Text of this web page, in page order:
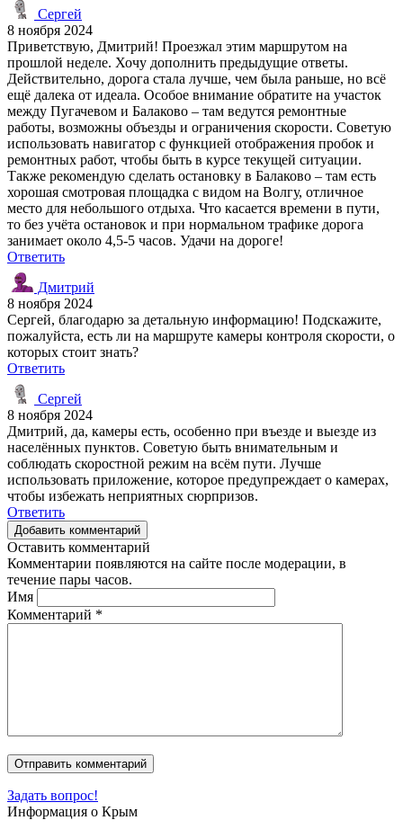
Сергей
8 ноября 2024
Приветствую, Дмитрий! Проезжал этим маршрутом на
прошлой неделе. Хочу дополнить предыдущие ответы.
Действительно, дорога стала лучше, чем была раньше, но всё
ещё далека от идеала. Особое внимание обратите на участок
между Пугачевом и Балаково – там ведутся ремонтные
работы, возможны объезды и ограничения скорости. Советую
использовать навигатор с функцией отображения пробок и
ремонтных работ, чтобы быть в курсе текущей ситуации.
Также рекомендую сделать остановку в Балаково – там есть
хорошая смотровая площадка с видом на Волгу, отличное
место для небольшого отдыха. Что касается времени в пути,
то без учёта остановок и при нормальном трафике дорога
занимает около 4,5-5 часов. Удачи на дороге!
Ответить
Дмитрий
8 ноября 2024
Сергей, благодарю за детальную информацию! Подскажите,
пожалуйста, есть ли на маршруте камеры контроля скорости, о
которых стоит знать?
Ответить
Сергей
8 ноября 2024
Дмитрий, да, камеры есть, особенно при въезде и выезде из
населённых пунктов. Советую быть внимательным и
соблюдать скоростной режим на всём пути. Лучше
использовать приложение, которое предупреждает о камерах,
чтобы избежать неприятных сюрпризов.
Ответить
Добавить комментарий
Оставить комментарий
Комментарии появляются на сайте после модерации, в
течение пары часов.
Имя
Комментарий *
Задать вопрос!
Информация о Крым